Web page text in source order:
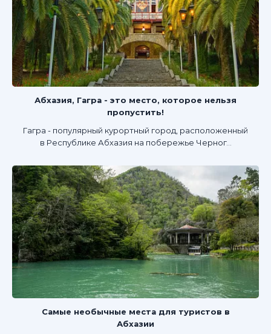
Абхазия, Гагра - это место, которое нельзя
пропустить!
Гагра - популярный курортный город, расположенный
в Республике Абхазия на побережье Черног...
Самые необычные места для туристов в
Абхазии